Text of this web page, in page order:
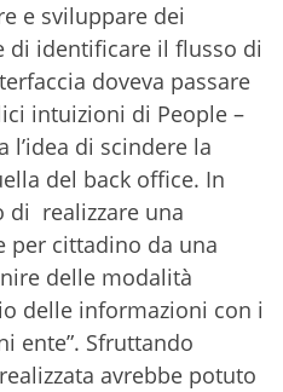
e sviluppare dei
di identificare il flusso di
doveva passare
intuizioni di People –
l’idea di scindere la
del back office. In
di realizzare una
per cittadino da una
delle modalità
delle informazioni con i
ente”. Sfruttando
avrebbe potuto